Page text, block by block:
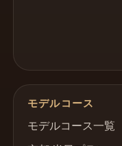
モデルコース
モデルコース一覧